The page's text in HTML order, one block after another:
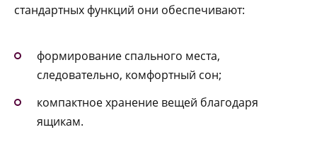
стандартных функций они обеспечивают:
формирование спального места,
следовательно, комфортный сон;
компактное хранение вещей благодаря
ящикам.